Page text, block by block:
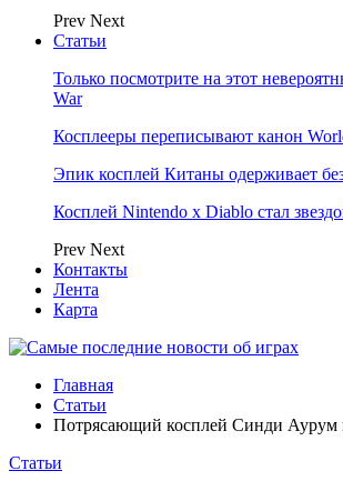
Prev Next
Статьи
Только посмотрите на этот
War
Косплееры переписывают канон
Эпик косплей Китаны одерживает
Косплей Nintendo x Diablo стал
Prev Next
Контакты
Лента
Карта
Главная
Статьи
Потрясающий косплей Синди Аурум
Статьи